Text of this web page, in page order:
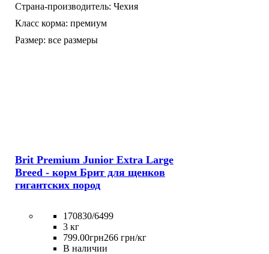
Страна-производитель: Чехия
Класс корма: премиум
Размер: все размеры
Brit Premium Junior Extra Large
Breed - корм Брит для щенков
гигантских пород
170830/6499
3 кг
799.00грн266 грн/кг
В наличии